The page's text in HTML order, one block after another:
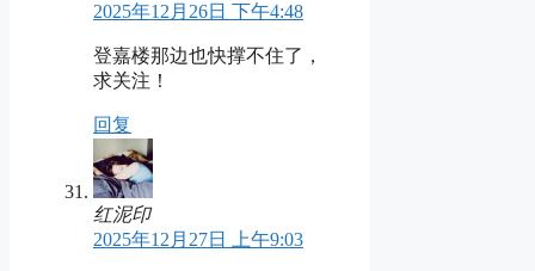
2025年12月26日 下午4:48
登嘉楼那边也快撑不住了，
求关注！
回复
红泥印
2025年12月27日 上午9:03